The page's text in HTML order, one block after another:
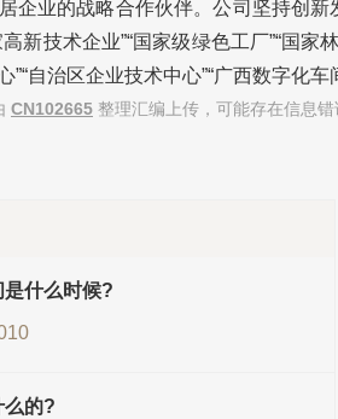
企业的战略合作伙伴。公司坚持创
新技术企业”“国家级绿色工厂”“国
自治区企业技术中心”“广西数字化车
CN102665 整理汇编上传，可能存在信息
什么时候?
么的?